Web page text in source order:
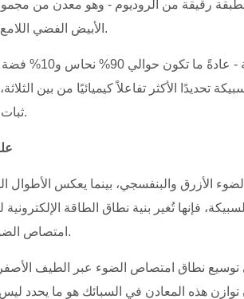
رقيقة من الروديوم - وهو معدن من مجموعة
الأبيض الفضي اللامع الذي يتوقعه المستهلكون.
يكتسب الذهب الوردي لونه
تحديدًا الأكثر تفاعلاً كيميائيًا من بين
ثبات اللون على المدى الطويل.
والبنفسجي، بينما يعكس الأطوال
فإنها تُغير بنية نطاق الطاقة الإلكترونية
امتصاص الضوء وانعكاسه على سطحها.
توسيع نطاق امتصاص الضوء عبر الطيف
هذه المعادن في السبائك هو ما يحدد ليس